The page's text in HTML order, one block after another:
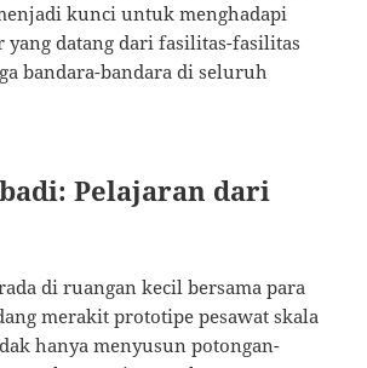
kunci untuk menghadapi
yang datang dari fasilitas-fasilitas
bandara-bandara di seluruh
Pelajaran dari
di ruangan kecil bersama para
merakit prototipe pesawat skala
hanya menyusun potongan-